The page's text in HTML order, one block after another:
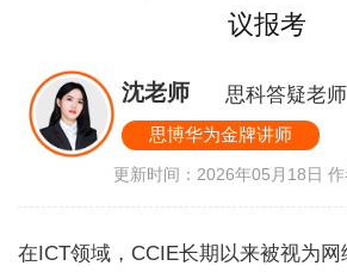
议报考
沈老师 思科答疑老师
思博华为金牌讲师
更新时间：2026年05月18日
在ICT领域，CCIE长期以来被视为